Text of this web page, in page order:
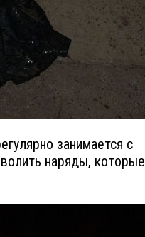
занимается с
наряды, которые